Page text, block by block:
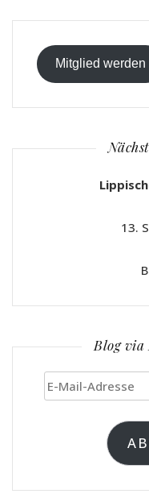
Mitglied werden
13.
Blog
E-
Mail-